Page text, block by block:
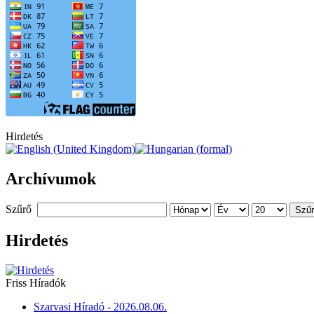
Hirdetés
Archívumok
Szűrő
Hirdetés
Friss Híradók
Szarvasi Híradó - 2026.08.06.